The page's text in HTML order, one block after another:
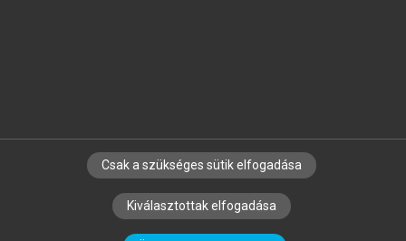
SZERZŐKNEK CÉGEKNEK KÖNYVTÁROSOKNAK
SZERKESZTÉSI ÉS LEKTORÁLÁSI ALAPELVEK
Csak a szükséges sütik elfogadása
Kiválasztottak elfogadása